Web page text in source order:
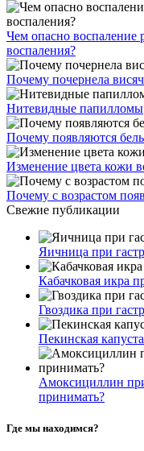
Чем опасно воспаление
воспаления?
Почему почернела
Нитевидные папилломы
Почему появляются
Изменение цвета кожи
Почему с возрастом
Свежие публикации
Яичница при
Кабачковая икра
Гвоздика при
Пекинская
Амоксициллин
принимать?
Где мы находимся?